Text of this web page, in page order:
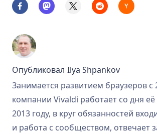
Опубликовал Ilya Shpankov
Занимается развитием браузеров с
компании Vivaldi работает со дня
2013 году, в круг обязанностей
и работа с сообществом, отвечает